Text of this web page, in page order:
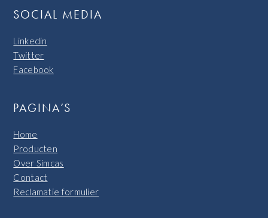
SOCIAL MEDIA
Linkedin
Twitter
Facebook
PAGINA’S
Home
Producten
Over Simcas
Contact
Reclamatie formulier